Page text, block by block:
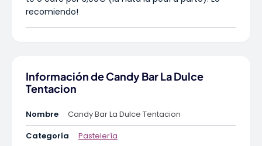
recomiendo!
Información de Candy Bar La Dulce
Tentacion
Nombre
Candy Bar La Dulce Tentacion
Categoría
Pastelería